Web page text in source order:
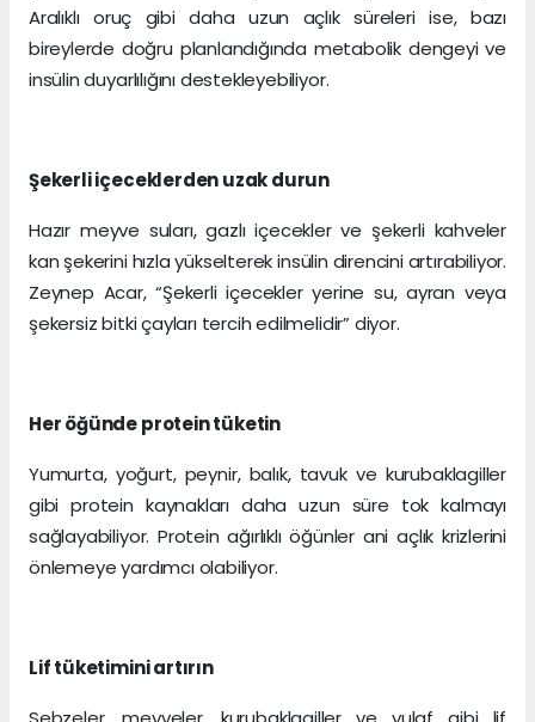
Aralıklı oruç gibi daha uzun açlık süreleri ise, bazı
bireylerde doğru planlandığında metabolik dengeyi ve
insülin duyarlılığını destekleyebiliyor.
Şekerli içeceklerden uzak durun
Hazır meyve suları, gazlı içecekler ve şekerli kahveler
kan şekerini hızla yükselterek insülin direncini artırabiliyor.
Zeynep Acar, “Şekerli içecekler yerine su, ayran veya
şekersiz bitki çayları tercih edilmelidir” diyor.
Her öğünde protein tüketin
Yumurta, yoğurt, peynir, balık, tavuk ve kurubaklagiller
gibi protein kaynakları daha uzun süre tok kalmayı
sağlayabiliyor. Protein ağırlıklı öğünler ani açlık krizlerini
önlemeye yardımcı olabiliyor.
Lif tüketimini artırın